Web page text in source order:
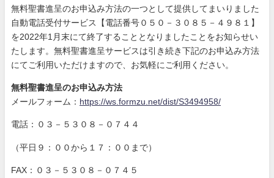
無料聖書進呈のお申込み方法の一つとして提供してまいりました
自動電話受付サービス【電話番号０５０－３０８５－４９８１】
を2022年1月末にて終了することとなりましたことをお知らせい
たします。無料聖書進呈サービスは引き続き下記のお申込み方法
にてご利用いただけますので、お気軽にご利用ください。
無料聖書進呈のお申込み方法
メールフォーム： https://ws.formzu.net/dist/S3494958/
電話：０３－５３０８－０７４４
（平日９：００から１７：００まで）
FAX：０３－５３０８－０７４５